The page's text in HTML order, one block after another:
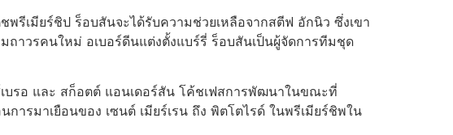
รีเมียร์ชิป ร็อบสันจะได้รับความช่วยเหลือจากสตีฟ อักนิว ซึ่งเขา
าวรคนใหม่ อเบอร์ดีนแต่งตั้งแบร์รี่ ร็อบสันเป็นผู้จัดการทีมชุด
บรอ และ สก็อตต์ แอนเดอร์สัน โค้ชเฟสการพัฒนาในขณะที่
รมาเยือนของ เซนต์ เมียร์เรน ถึง พิตโตไรด์ ในพรีเมียร์ชิพใน